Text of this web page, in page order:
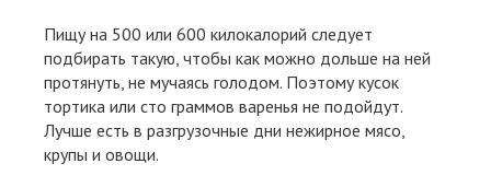
Пищу на 500 или 600 килокалорий следует
подбирать такую, чтобы как можно дольше на ней
протянуть, не мучаясь голодом. Поэтому кусок
тортика или сто граммов варенья не подойдут.
Лучше есть в разгрузочные дни нежирное мясо,
крупы и овощи.